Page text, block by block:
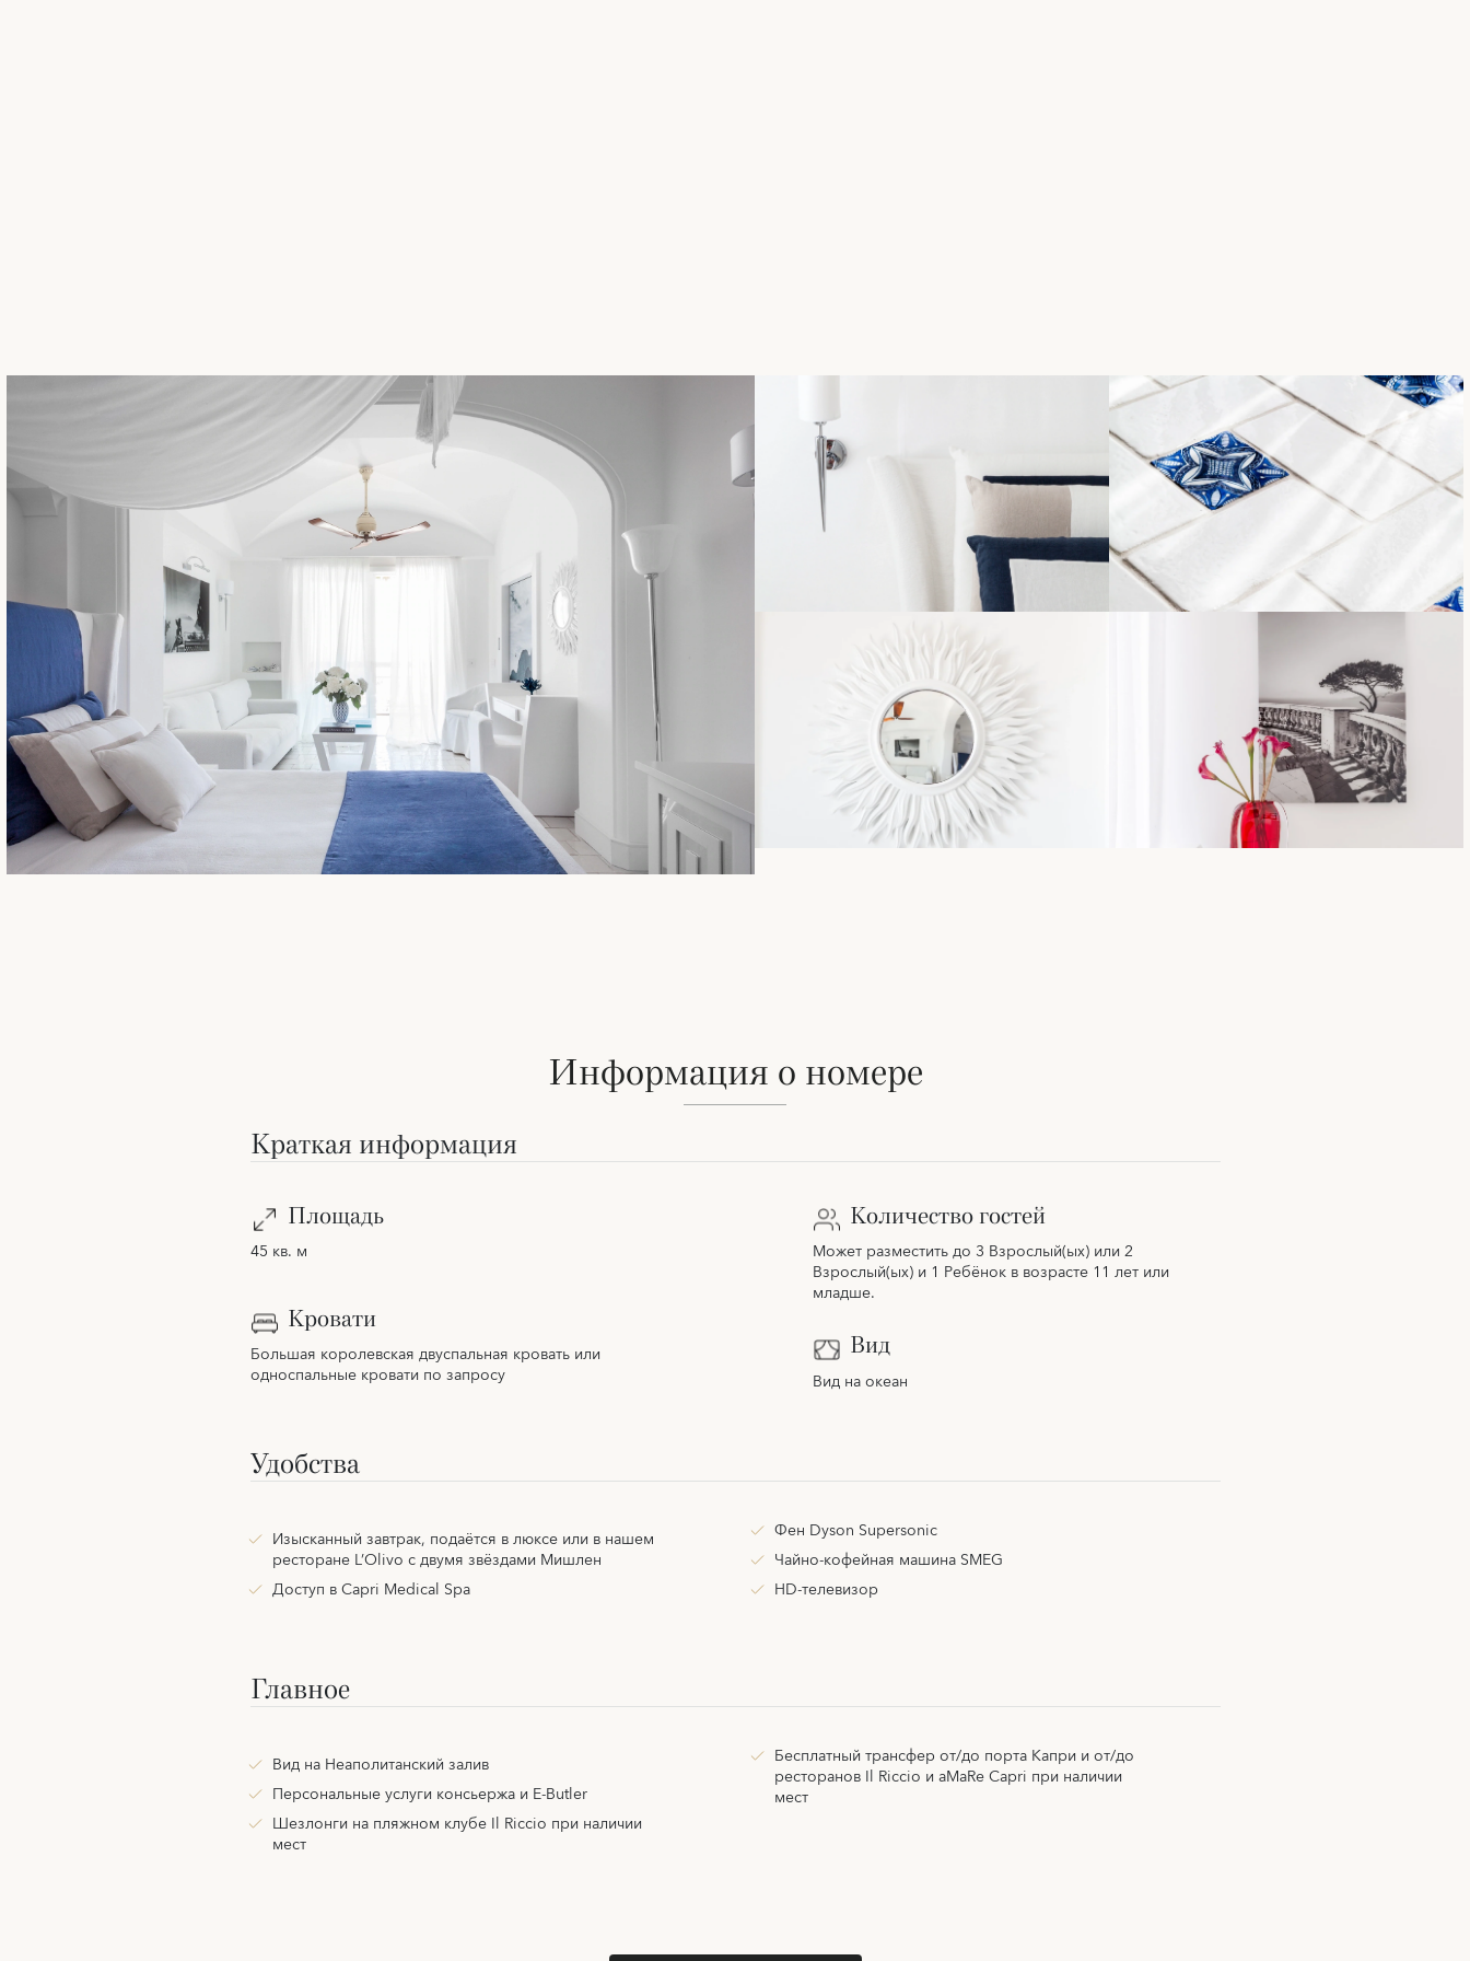
Информация о номере
Краткая информация
Площадь
45 кв. м
Кровати
Большая королевская двуспальная кровать или
односпальные кровати по запросу
Количество гостей
Может разместить до 3 Взрослый(ых) или 2
Взрослый(ых) и 1 Ребёнок в возрасте 11 лет или
младше.
Вид
Вид на океан
Удобства
Изысканный завтрак, подаётся в люксе или в нашем
ресторане L’Olivo с двумя звёздами Мишлен
Доступ в Capri Medical Spa
Фен Dyson Supersonic
Чайно-кофейная машина SMEG
HD-телевизор
Главное
Вид на Неаполитанский залив
Персональные услуги консьержа и E-Butler
Шезлонги на пляжном клубе Il Riccio при наличии
мест
Бесплатный трансфер от/до порта Капри и от/до
ресторанов Il Riccio и aMaRe Capri при наличии
мест